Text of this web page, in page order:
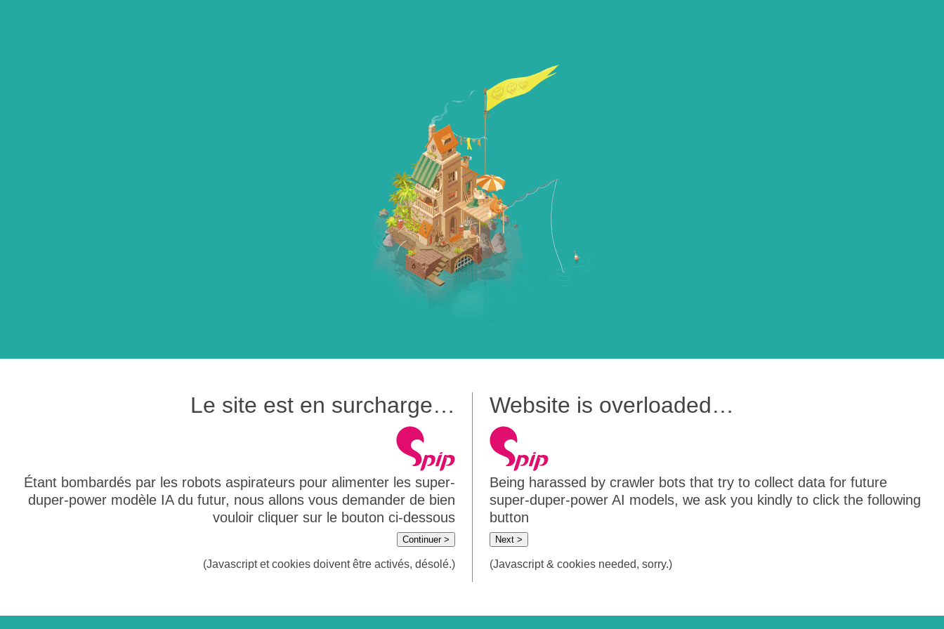
Le site est en surcharge…
Étant bombardés par les robots aspirateurs pour alimenter les super-
duper-power modèle IA du futur, nous allons vous demander de bien
vouloir cliquer sur le bouton ci-dessous
Continuer >
(Javascript et cookies doivent être activés, désolé.)
Website is overloaded…
Being harassed by crawler bots that try to collect data for future
super-duper-power AI models, we ask you kindly to click the following
button
Next >
(Javascript & cookies needed, sorry.)